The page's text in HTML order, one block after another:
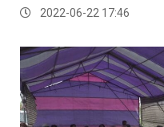
2022-06-22 17:46